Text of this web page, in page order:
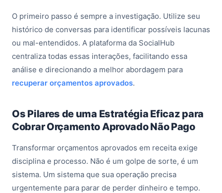
O primeiro passo é sempre a investigação. Utilize seu
histórico de conversas para identificar possíveis lacunas
ou mal-entendidos. A plataforma da SocialHub
centraliza todas essas interações, facilitando essa
análise e direcionando a melhor abordagem para
recuperar orçamentos aprovados.
Os Pilares de uma Estratégia Eficaz para
Cobrar Orçamento Aprovado Não Pago
Transformar orçamentos aprovados em receita exige
disciplina e processo. Não é um golpe de sorte, é um
sistema. Um sistema que sua operação precisa
urgentemente para parar de perder dinheiro e tempo.